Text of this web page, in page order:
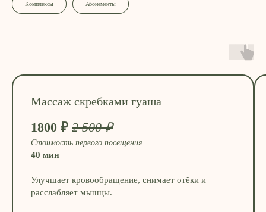
Комплексы Абонементы
Массаж скребками гуаша
1800 ₽ 2 500 ₽
Стоимость первого посещения
40 мин
Улучшает кровообращение, снимает отёки и
расслабляет мышцы.